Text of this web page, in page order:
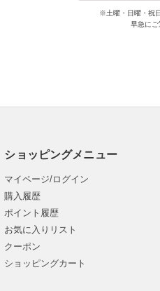
※土曜・日曜・祝
早急に
ショッピングメニュー
マイページ/ログイン
購入履歴
ポイント履歴
お気に入りリスト
クーポン
ショッピングカート